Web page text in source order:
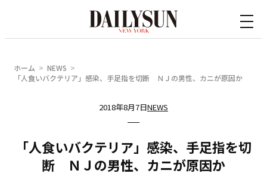
ホーム
NEWS
「人食いバクテリア」感染、手足指を切断 ＮＪの男性、カニが原因か
2018年8月7日NEWS
「人食いバクテリア」感染、手足指を切
断 ＮＪの男性、カニが原因か